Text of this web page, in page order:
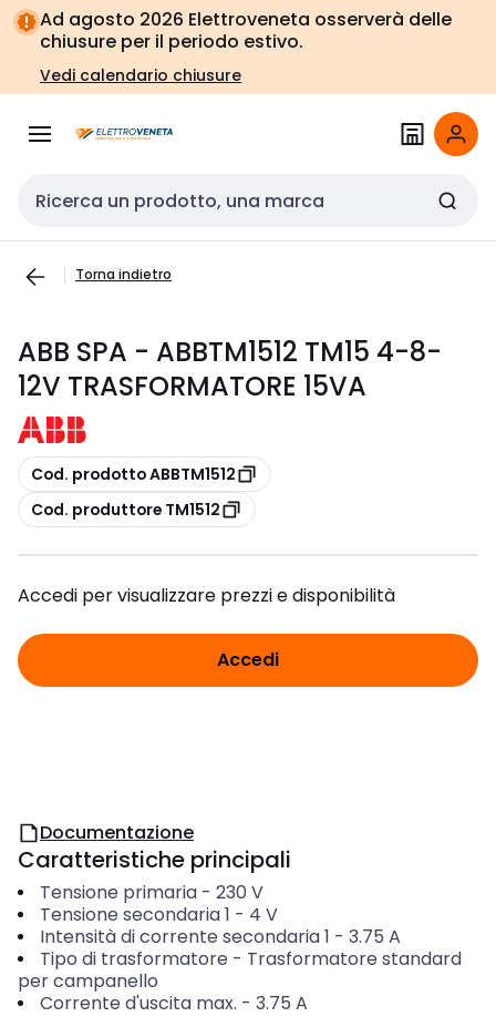
Vai alla
navigazione
Vai
alla
pagina
Ad agosto 2026 Elettroveneta osserverà delle
chiusure per il periodo estivo.
Vedi calendario chiusure
Cerca input
Torna indietro
ABB SPA - ABBTM1512 TM15 4-8-
12V TRASFORMATORE 15VA
copia
Cod. prodotto ABBTM1512
copia
Cod. produttore TM1512
Accedi per visualizzare prezzi e disponibilità
Accedi
Documentazione
Caratteristiche principali
Tensione primaria- 230 V
Tensione secondaria 1 - 4 V
Intensità di corrente secondaria 1 - 3.75 A
Tipo di trasformatore - Trasformatore standard
per campanello
Corrente d'uscita max. - 3.75 A